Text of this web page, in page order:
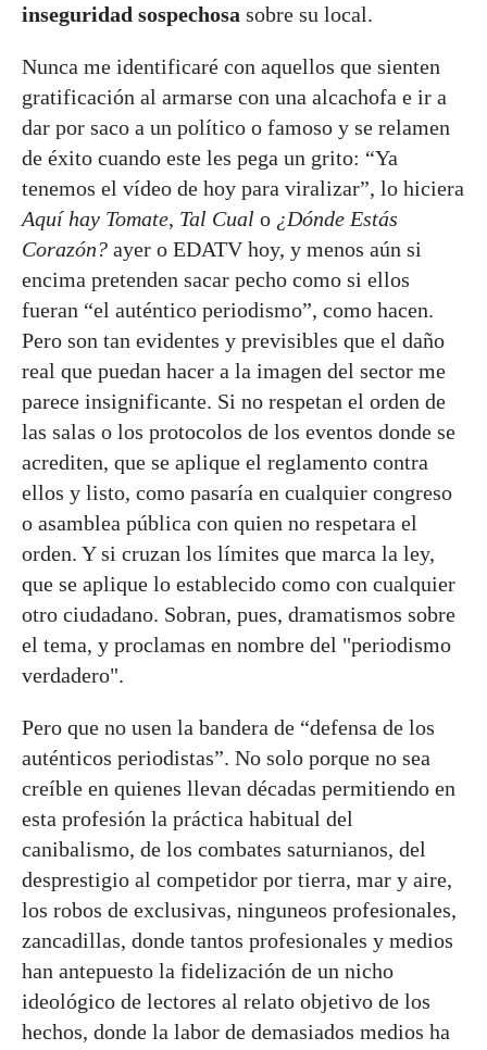
inseguridad sospechosa sobre su local.
Nunca me identificaré con aquellos que sienten
gratificación al armarse con una alcachofa e ir a
dar por saco a un político o famoso y se relamen
de éxito cuando este les pega un grito: “Ya
tenemos el vídeo de hoy para viralizar”, lo hiciera
Aquí hay Tomate, Tal Cual o ¿Dónde Estás
Corazón? ayer o EDATV hoy, y menos aún si
encima pretenden sacar pecho como si ellos
fueran “el auténtico periodismo”, como hacen.
Pero son tan evidentes y previsibles que el daño
real que puedan hacer a la imagen del sector me
parece insignificante. Si no respetan el orden de
las salas o los protocolos de los eventos donde se
acrediten, que se aplique el reglamento contra
ellos y listo, como pasaría en cualquier congreso
o asamblea pública con quien no respetara el
orden. Y si cruzan los límites que marca la ley,
que se aplique lo establecido como con cualquier
otro ciudadano. Sobran, pues, dramatismos sobre
el tema, y proclamas en nombre del "periodismo
verdadero".
Pero que no usen la bandera de “defensa de los
auténticos periodistas”. No solo porque no sea
creíble en quienes llevan décadas permitiendo en
esta profesión la práctica habitual del
canibalismo, de los combates saturnianos, del
desprestigio al competidor por tierra, mar y aire,
los robos de exclusivas, ninguneos profesionales,
zancadillas, donde tantos profesionales y medios
han antepuesto la fidelización de un nicho
ideológico de lectores al relato objetivo de los
hechos, donde la labor de demasiados medios ha